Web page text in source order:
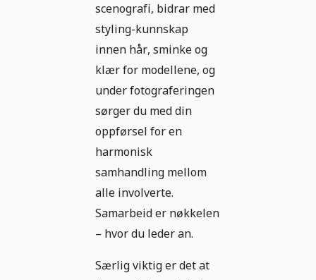
scenografi, bidrar med
styling-kunnskap
innen hår, sminke og
klær for modellene, og
under fotograferingen
sørger du med din
oppførsel for en
harmonisk
samhandling mellom
alle involverte.
Samarbeid er nøkkelen
– hvor du leder an.
Særlig viktig er det at